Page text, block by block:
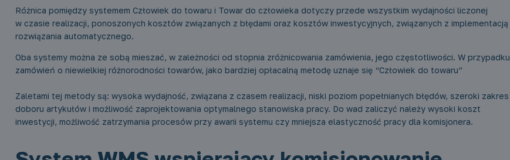
Różnica pomiędzy systemem Człowiek do towaru i Towar do człowieka dotyczy przede wszystkim wydajności liczonej
w czasie realizacji, ponoszonych kosztów związanych z błędami oraz kosztów inwestycyjnych, związanych z implementacją
rozwiązania automatycznego.
Oba systemy można ze sobą mieszać, w zależności od stopnia zróżnicowania zamówienia, jego częstotliwości. W przypadku
zamówień o niewielkiej różnorodności towarów, jako bardziej opłacalną metodę uznaje się “Człowiek do towaru”
Zaletami tej metody są: wysoka wydajność, związana z czasem realizacji, niski poziom popełnianych błędów, szeroki zakres
doboru artykułów i możliwość zaprojektowania optymalnego stanowiska pracy. Do wad zaliczyć należy wysoki koszt
inwestycji, możliwość zatrzymania procesów przy awarii systemu czy mniejsza elastyczność pracy dla komisjonera.